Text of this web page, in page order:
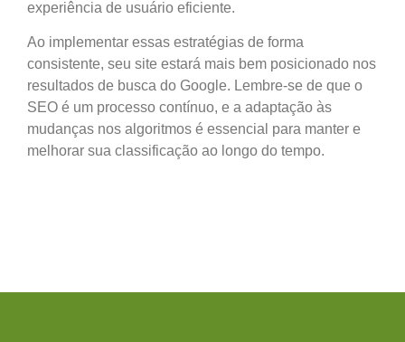
experiência de usuário eficiente.
Ao implementar essas estratégias de forma
consistente, seu site estará mais bem posicionado nos
resultados de busca do Google. Lembre-se de que o
SEO é um processo contínuo, e a adaptação às
mudanças nos algoritmos é essencial para manter e
melhorar sua classificação ao longo do tempo.